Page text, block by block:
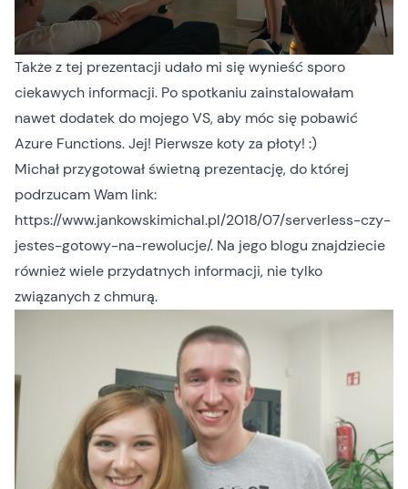
Także z tej prezentacji udało mi się wynieść sporo
ciekawych informacji. Po spotkaniu zainstalowałam
nawet dodatek do mojego VS, aby móc się pobawić
Azure Functions. Jej! Pierwsze koty za płoty! :)
Michał przygotował świetną prezentację, do której
podrzucam Wam link:
https://www.jankowskimichal.pl/2018/07/serverless-czy-
jestes-gotowy-na-rewolucje/. Na jego blogu znajdziecie
również wiele przydatnych informacji, nie tylko
związanych z chmurą.